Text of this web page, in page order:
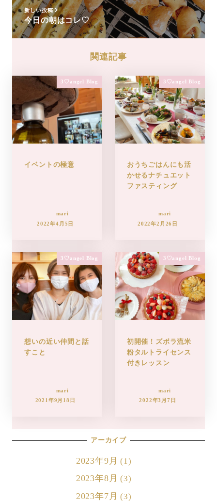
新しい投稿
今日の朝はコレ♡
関連記事
3♡angel Blog
イベントの極意
mari
2022年4月5日
3♡angel Blog
おうちごはんにも活
かせるナチュエット
ファスティング
mari
2022年2月26日
3♡angel Blog
想いの近い仲間と話
すこと
mari
2021年9月18日
3♡angel Blog
初開催！ズボラ流米
粉タルトライセンス
付きレッスン
mari
2022年3月7日
アーカイブ
2023年9月 (1)
2023年8月 (3)
2023年7月 (3)